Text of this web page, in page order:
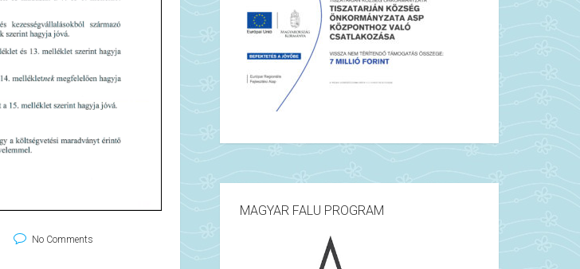
No Comments
MAGYAR FALU PROGRAM